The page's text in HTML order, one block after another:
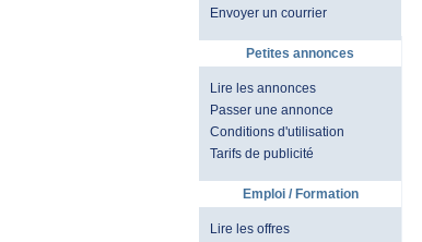
Envoyer un courrier
Petites annonces
Lire les annonces
Passer une annonce
Conditions d'utilisation
Tarifs de publicité
Emploi / Formation
Lire les offres